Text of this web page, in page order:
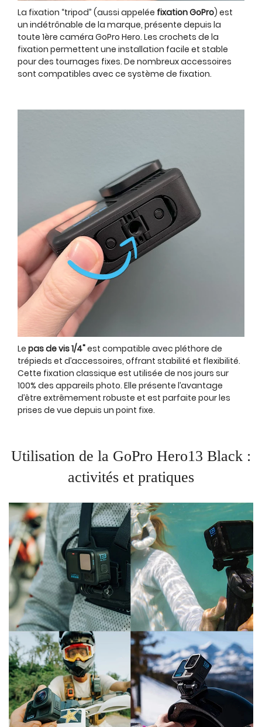
La fixation “tripod” (aussi appelée fixation GoPro) est
un indétrônable de la marque, présente depuis la
toute 1ère caméra GoPro Hero. Les crochets de la
fixation permettent une installation facile et stable
pour des tournages fixes. De nombreux accessoires
sont compatibles avec ce système de fixation.
Le pas de vis 1/4"est compatible avec pléthore de
trépieds et d’accessoires, offrant stabilité et flexibilité.
Cette fixation classique est utilisée de nos jours sur
100% des appareils photo. Elle présente l’avantage
d’être extrêmement robuste et est parfaite pour les
prises de vue depuis un point fixe.
Utilisation de la GoPro Hero13 Black :
activités et pratiques